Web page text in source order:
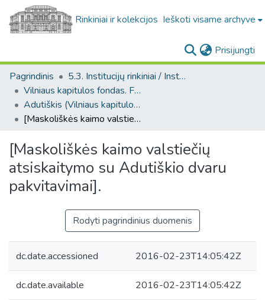
Rinkiniai ir kolekcijos Ieškoti visame archyve
Prisijungti
Pagrindinis
5.3. Institucijų rinkiniai / Institutional collections
Vilniaus kapitulos fondas. F43
Adutiškis (Vilniaus kapitulos fondas. F43. Bažnytinės valdos)
[Maskoliškės kaimo valstiečių atsiskaitymo su Adutiškio dvaru pakvitavimai].
[Maskoliškės kaimo valstiečių
atsiskaitymo su Adutiškio dvaru
pakvitavimai].
Rodyti pagrindinius duomenis
dc.date.accessioned 2016-02-23T14:05:42Z
dc.date.available 2016-02-23T14:05:42Z